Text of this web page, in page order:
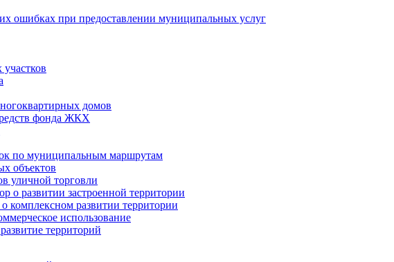
ошибках при предоставлении муниципальных услуг
домов
фонда ЖКХ
по муниципальным маршрутам
объектов
уличной торговли
о развитии застроенной территории
комплексном развитии территории
использование
территорий